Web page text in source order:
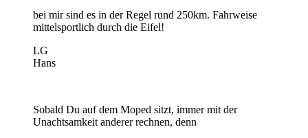
bei mir sind es in der Regel rund 250km. Fahrweise
mittelsportlich durch die Eifel!
LG
Hans
Sobald Du auf dem Moped sitzt, immer mit der
Unachtsamkeit anderer rechnen, denn